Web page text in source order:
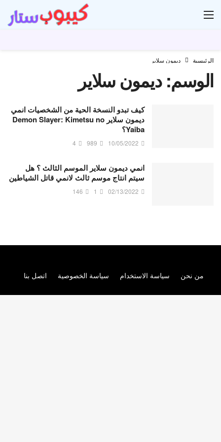
الرئيسية ديمون سلاير
الوسم:ديمون سلاير
كيف تبدو النسخة الحية من الشخصيات انمي
ديمون سلاير Demon Slayer: Kimetsu no
Yaiba؟
10/05/2022
989
4
انمي ديمون سلاير الموسم الثالث ؟ هل
سيتم انتاج موسم ثالث لانمي قاتل الشياطين
02/13/2022
1
146
من نحن سياسة الاستخدام سياسة الخصوصية اتصل بنا